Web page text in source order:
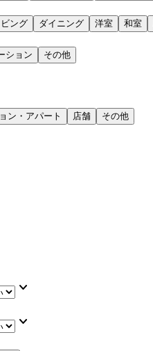
ビング ダイニング 洋室 和室
ション その他
ン・アパート 店舗 その他
keyboard_arrow_down
keyboard_arrow_down